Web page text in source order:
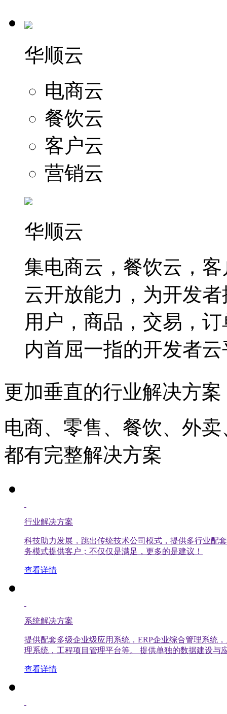
华顺云
电商云
餐饮云
客户云
营销云
华顺云
集电商云，餐饮云，
云开放能力，为开发
用户，商品，交易，
内首屈一指的开发者
更加垂直的行业解决方
电商、零售、餐饮、外
都有完整解决方案
行业解决方案
科技助力发展，跳出传统技术公司模式，提供多行业配
务模式提供客户；不仅仅是满足，更多的是建议！
查看详情
系统解决方案
提供配套多级企业级应用系统，ERP企业综合管理系统
理系统，工程项目管理平台等。 提供单独的数据建设与
查看详情